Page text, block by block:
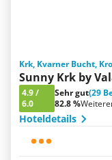
Krk, Kvarner Bucht,
Sunny Krk by
4.9/
6.0
Sehr gut(29
82.8 %
Hoteldetails